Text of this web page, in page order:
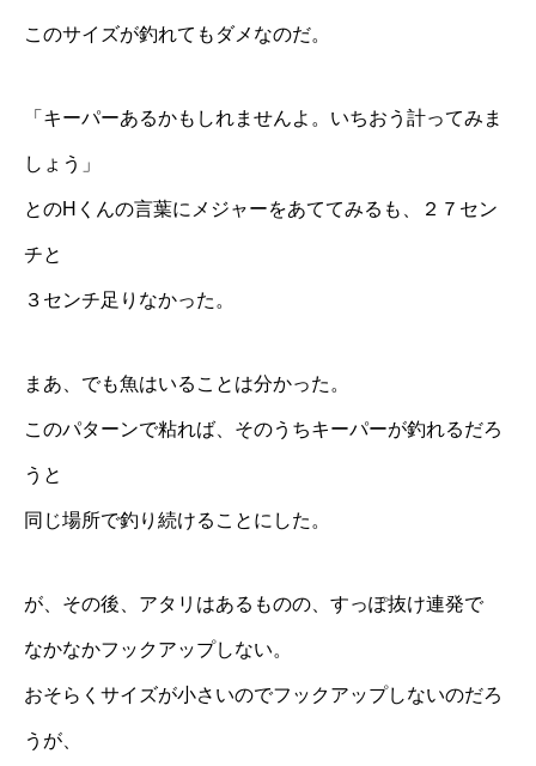
このサイズが釣れてもダメなのだ。
「キーパーあるかもしれませんよ。いちおう計ってみま
しょう」
とのHくんの言葉にメジャーをあててみるも、２７セン
チと
３センチ足りなかった。
まあ、でも魚はいることは分かった。
このパターンで粘れば、そのうちキーパーが釣れるだろ
うと
同じ場所で釣り続けることにした。
が、その後、アタリはあるものの、すっぽ抜け連発で
なかなかフックアップしない。
おそらくサイズが小さいのでフックアップしないのだろ
うが、